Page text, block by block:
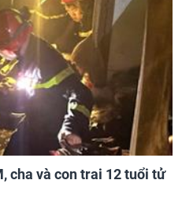
cha và con trai 12 tuổi tử